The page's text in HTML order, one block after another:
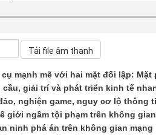
mạnh mẽ với hai mặt đối lập: Mặt
giải trí và phát triển kinh tế
nghiện game, nguy cơ lộ thông
giới ngầm tội phạm trên không
ninh phá án trên không gian